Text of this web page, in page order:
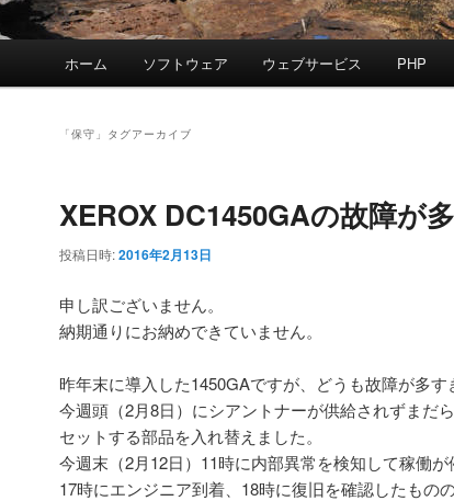
ホーム ソフトウェア ウェブサービス PHP
「保守 」タグアーカイブ
XEROX DC1450GAの故障が
投稿日時:2016年2月13日
申し訳ございません。
納期通りにお納めできていません。
昨年末に導入した1450GAですが、どうも故障が多す
今週頭（2月8日）にシアントナーが供給されずまだ
セットする部品を入れ替えました。
今週末（2月12日）11時に内部異常を検知して稼働
17時にエンジニア到着、18時に復旧を確認したもの